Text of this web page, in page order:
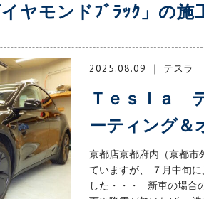
ヤモンドﾌﾞﾗｯｸ」の施
2025.08.09 テスラ
Ｔｅｓｌａ
ーティング＆
京都店京都府内（京都市
ていますが、 ７月中旬
した・・・ 新車の場合